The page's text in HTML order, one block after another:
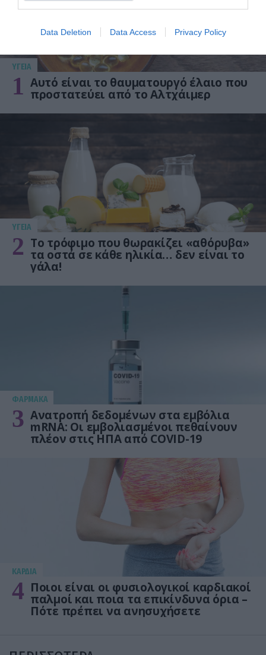
Data Deletion Data Access Privacy Policy
ΥΓΕΙΑ
1 Αυτό είναι το θαυματουργό έλαιο που
προστατεύει από το Αλτχάιμερ
ΥΓΕΙΑ
2 Το τρόφιμο που θωρακίζει «αθόρυβα»
τα οστά σε κάθε ηλικία… δεν είναι το
γάλα!
ΦΑΡΜΑΚΑ
3 Ανατροπή δεδομένων στα εμβόλια
mRNA: Οι εμβολιασμένοι πεθαίνουν
πλέον στις ΗΠΑ από COVID-19
KΑΡΔΙΑ
4 Ποιοι είναι οι φυσιολογικοί καρδιακοί
παλμοί και ποια τα επικίνδυνα όρια –
Πότε πρέπει να ανησυχήσετε